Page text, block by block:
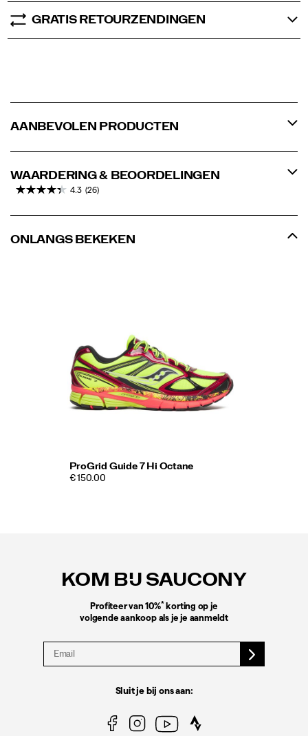
GRATIS RETOURZENDINGEN
AANBEVOLEN PRODUCTEN
WAARDERING & BEOORDELINGEN
4.3 (26)
ONLANGS BEKEKEN
ProGrid Guide 7 Hi Octane
€ 150.00
KOM BIJ SAUCONY
Profiteer van 10%* korting op je
volgende aankoop als je je aanmeldt
Sluit je bij ons aan: